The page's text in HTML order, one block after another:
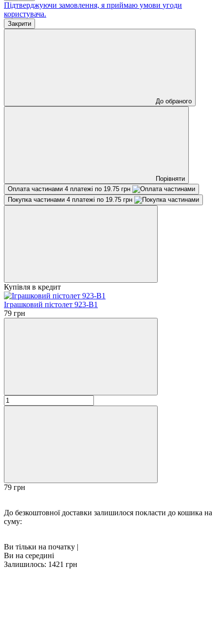
Підтверджуючи замовлення, я приймаю умови угоди
користувача.
Закрити
До обраного
Порівняти
Оплата частинами 4 платежі по 19.75 грн
Покупка частинами 4 платежі по 19.75 грн
Купівля в кредит
Іграшковий пістолет 923-B1
79 грн
79 грн
До безкоштовної доставки залишилося покласти до кошика на
суму:
Ви тільки на початку |
Ви на середині
Залишилось: 1421 грн